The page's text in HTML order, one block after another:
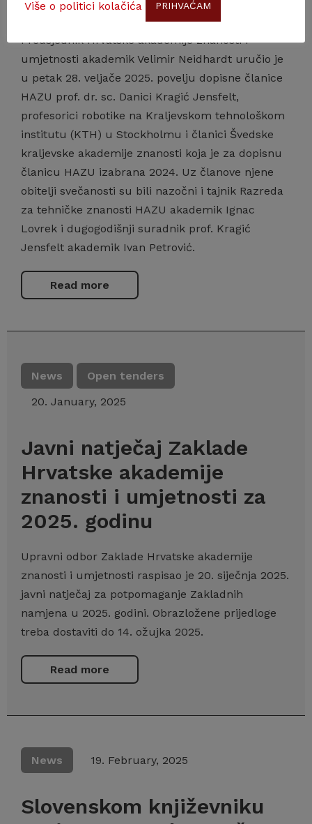
Predsjednik Hrvatske akademije znanosti i
umjetnosti akademik Velimir Neidhardt uručio je
u petak 28. veljače 2025. povelju dopisne članice
HAZU prof. dr. sc. Danici Kragić Jensfelt,
profesorici robotike na Kraljevskom tehnološkom
institutu (KTH) u Stockholmu i članici Švedske
kraljevske akademije znanosti koja je za dopisnu
članicu HAZU izabrana 2024. Uz članove njene
obitelji svečanosti su bili nazočni i tajnik Razreda
za tehničke znanosti HAZU akademik Ignac
Lovrek i dugogodišnji suradnik prof. Kragić
Jensfelt akademik Ivan Petrović.
Read more
News
Open tenders
20. January, 2025
Javni natječaj Zaklade
Hrvatske akademije
znanosti i umjetnosti za
2025. godinu
Upravni odbor Zaklade Hrvatske akademije
znanosti i umjetnosti raspisao je 20. siječnja 2025.
javni natječaj za potpomaganje Zakladnih
namjena u 2025. godini. Obrazložene prijedloge
treba dostaviti do 14. ožujka 2025.
Read more
News 19. February, 2025
Slovenskom književniku
Više o politici kolačića PRIHVAĆAM